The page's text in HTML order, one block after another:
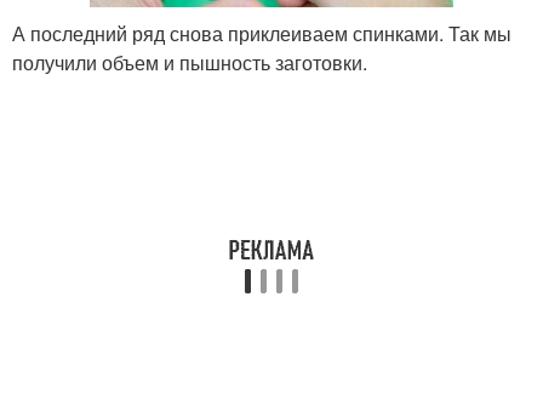
А последний ряд снова приклеиваем спинками. Так мы
получили объем и пышность заготовки.